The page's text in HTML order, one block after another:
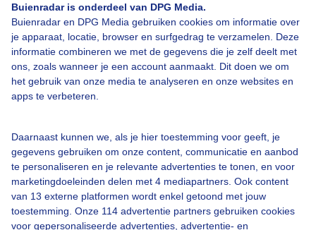
Buienradar is onderdeel van DPG Media.
Buienradar en DPG Media gebruiken cookies om informatie over
je apparaat, locatie, browser en surfgedrag te verzamelen. Deze
informatie combineren we met de gegevens die je zelf deelt met
ons, zoals wanneer je een account aanmaakt. Dit doen we om
het gebruik van onze media te analyseren en onze websites en
apps te verbeteren.
Daarnaast kunnen we, als je hier toestemming voor geeft, je
gegevens gebruiken om onze content, communicatie en aanbod
te personaliseren en je relevante advertenties te tonen, en voor
marketingdoeleinden delen met 4 mediapartners. Ook content
van 13 externe platformen wordt enkel getoond met jouw
toestemming. Onze 114 advertentie partners gebruiken cookies
voor gepersonaliseerde advertenties, advertentie- en
Bedrijfsgegevens
Veelgestelde vragen
Contact
Toegankelijkheid
Buienradar Team
Privacy beleid
Cookie beleid
Privacy instellingen